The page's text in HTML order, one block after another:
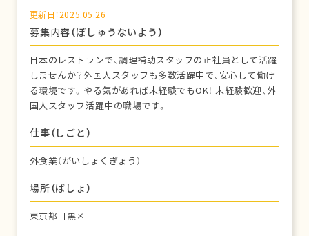
更新日：2025.05.26
募集内容（ぼしゅうないよう）
日本のレストランで、調理補助スタッフの正社員として活躍
しませんか？外国人スタッフも多数活躍中で、安心して働け
る環境です。やる気があれば未経験でもOK！ 未経験歓迎、外
国人スタッフ活躍中の職場です。
仕事（しごと）
外食業（がいしょくぎょう）
場所（ばしょ）
東京都目黒区